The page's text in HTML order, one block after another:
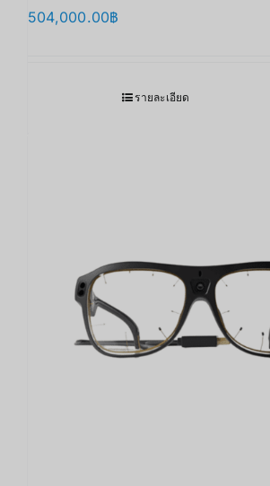
504,000.00฿
รายละเอียด